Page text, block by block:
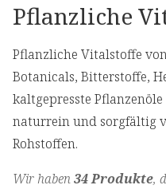
Pflanzliche
Pflanzliche Vitalstoffe
Botanicals, Bitterstoffe,
kaltgepresste
naturrein und sorgfältig
Rohstoffen.
Wir haben34 Produkte,